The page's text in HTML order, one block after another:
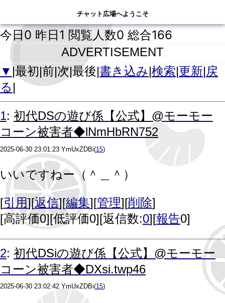
チャット広場へようこそ
チャット広場へようこそ
今日0 昨日1 閲覧人数0 総合166
ADVERTISEMENT
▼ |最初|前|次|最後|書き込み|検索|更新|戻
る |
1: 初代DSの遊び係【公式】@モーモー
コーン被害者◆lNmHbRN752
2025-06-30 23:01:23 YmUxZDBi(15)
いいですねー（＾＿＾）
[引用][返信][編集][管理][削除]
[高評価0][低評価0][返信数:0][報告0]
2: 初代DSiの遊び係【公式】@モーモー
コーン被害者◆DXsi.twp46
2025-06-30 23:02:42 YmUxZDBi(15)